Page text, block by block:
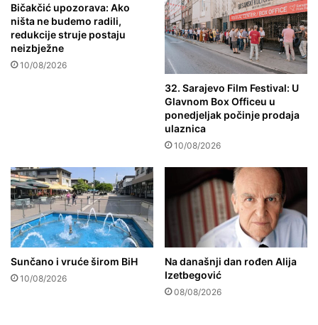
Bičakčić upozorava: Ako
ništa ne budemo radili,
redukcije struje postaju
neizbježne
10/08/2026
32. Sarajevo Film Festival: U
Glavnom Box Officeu u
ponedjeljak počinje prodaja
ulaznica
10/08/2026
Sunčano i vruće širom BiH
10/08/2026
Na današnji dan rođen Alija
Izetbegović
08/08/2026